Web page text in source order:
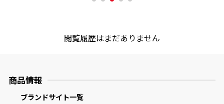
閲覧履歴はまだありません
商品情報
ブランドサイト一覧